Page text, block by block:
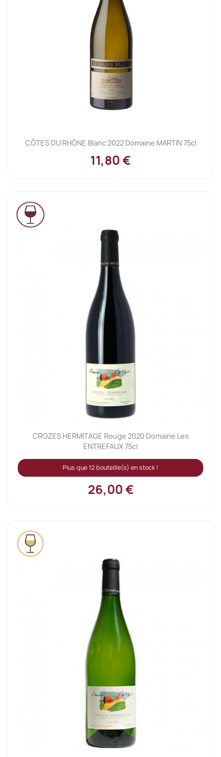
CÔTES DU RHÔNE Blanc 2022 Domaine MARTIN 75cl
11,80 €
CROZES HERMITAGE Rouge 2020 Domaine Les
ENTREFAUX 75cl
Plus que 12 bouteille(s) en stock !
26,00 €